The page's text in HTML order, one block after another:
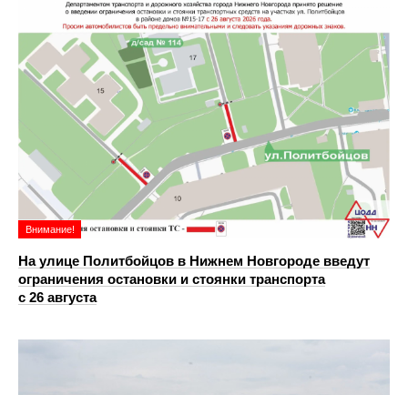
Внимание!
На улице Политбойцов в Нижнем Новгороде введут
ограничения остановки и стоянки транспорта
с 26 августа